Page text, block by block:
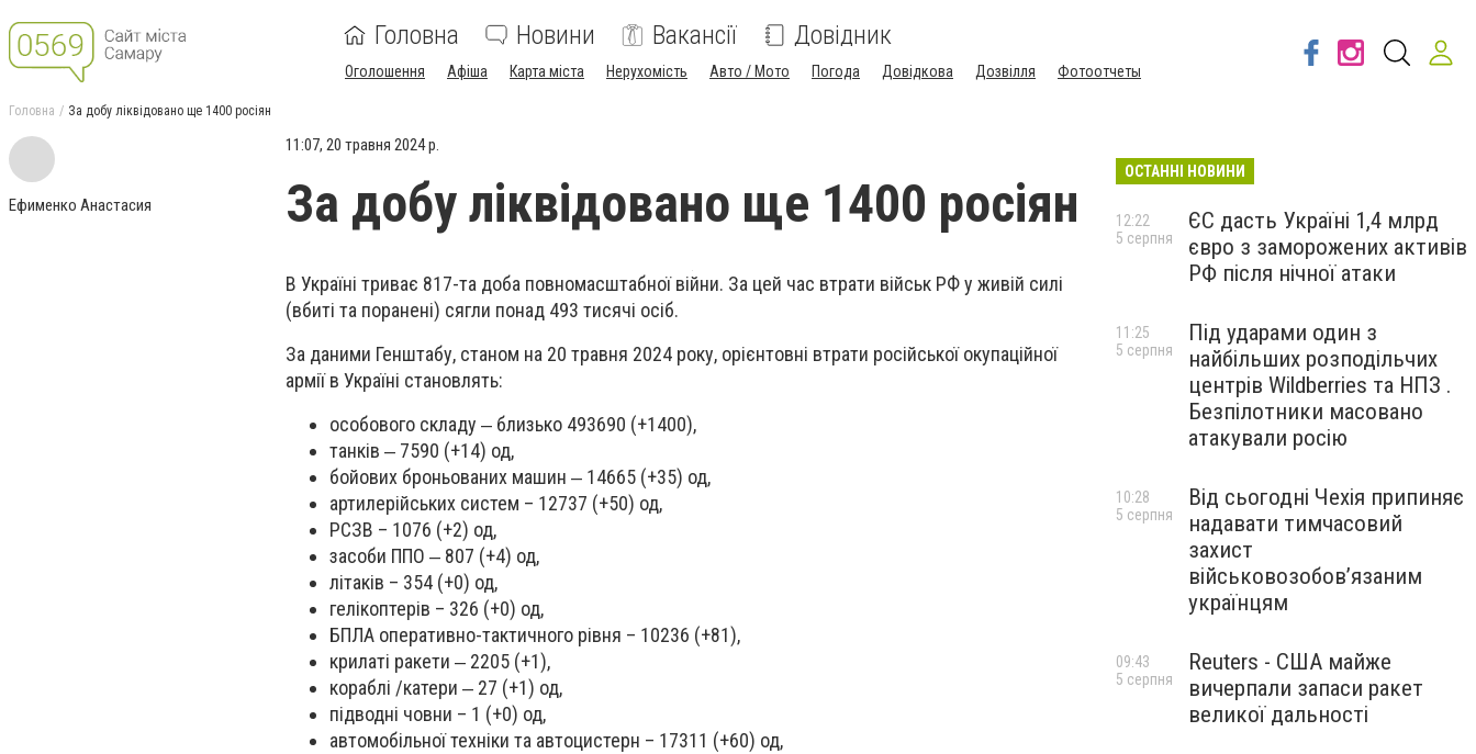
Головна Новини Вакансії Довідник
Оголошення Афіша Карта міста Нерухомість Авто / Мото Погода Довідкова Дозвілля Фотоотчеты
Головна За добу ліквідовано ще 1400 росіян
Ефименко Анастасия
11:07, 20 травня 2024 р.
За добу ліквідовано ще 1400 росіян
В Україні триває 817-та доба повномасштабної війни. За цей час втрати військ РФ у живій силі
(вбиті та поранені) сягли понад 493 тисячі осіб.
За даними Генштабу, станом на 20 травня 2024 року, орієнтовні втрати російської окупаційної
армії в Україні становлять:
особового складу ‒ близько 493690 (+1400),
танків ‒ 7590 (+14) од,
бойових броньованих машин ‒ 14665 (+35) од,
артилерійських систем – 12737 (+50) од,
РСЗВ – 1076 (+2) од,
засоби ППО ‒ 807 (+4) од,
літаків – 354 (+0) од,
гелікоптерів – 326 (+0) од,
БПЛА оперативно-тактичного рівня – 10236 (+81),
крилаті ракети ‒ 2205 (+1),
кораблі /катери ‒ 27 (+1) од,
підводні човни – 1 (+0) од,
автомобільної техніки та автоцистерн – 17311 (+60) од,
ОСТАННІ НОВИНИ
ЄС дасть Україні 1,4 млрд
євро з заморожених активів
РФ після нічної атаки
12:22
5 серпня
Під ударами один з
найбільших розподільчих
центрів Wildberries та НПЗ .
Безпілотники масовано
атакували росію
11:25
5 серпня
Від сьогодні Чехія припиняє
надавати тимчасовий
захист
військовозобов’язаним
українцям
10:28
5 серпня
Reuters - США майже
вичерпали запаси ракет
великої дальності
09:43
5 серпня